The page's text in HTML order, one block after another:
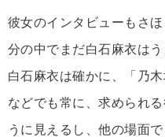
彼女のインタビューもさ
分の中でまだ白石麻衣は
白石麻衣は確かに、「乃
などでも常に、求められ
うに見えるし、他の場面